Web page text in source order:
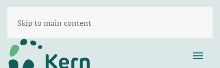
Skip to main content